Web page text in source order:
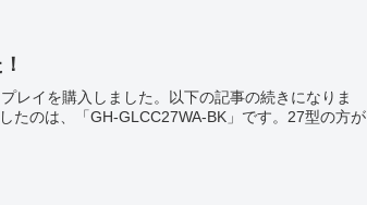
レイを購入しました。以下の記事の続きになりま
たのは、「GH-GLCC27WA-BK」です。27型の方が